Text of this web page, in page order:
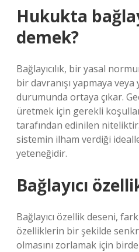
Hukukta
demek?
Bağlayıcılık, bir yasal
bir davranışı yapmaya
durumunda ortaya çıkar.
üretmek için gerekli
tarafından edinilen
sistemin ilham verdiği
yeteneğidir.
Bağlayıcı
Bağlayıcı özellik deseni,
özelliklerin bir şekilde
olmasını zorlamak için